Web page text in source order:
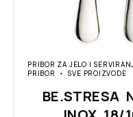
PRIBOR ZA JELO I
PRIBOR
SVE PROIZVODE
BE.STRESA